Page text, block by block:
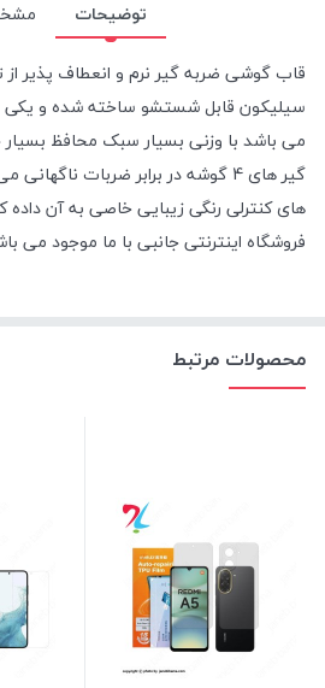
توضیحات
سیلیکون قابل شستشو ساخته شده و یکی
می باشد با وزنی بسیار سبک محافظ
گیر های 4 گوشه در برابر ضربات
های کنترلی رنگی زیبایی خاصی به آن
فروشگاه اینترنتی جانبی با ما موجود می
محصولات مرتبط